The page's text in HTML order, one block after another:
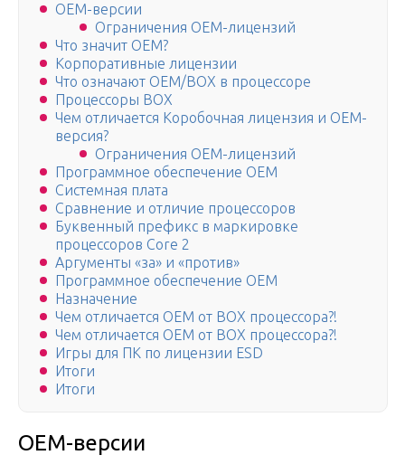
OEM-версии
Ограничения OEM-лицензий
Что значит OEM?
Корпоративные лицензии
Что означают OEM/BOX в процессоре
Процессоры ВОХ
Чем отличается Коробочная лицензия и OEM-
версия?
Ограничения OEM-лицензий
Программное обеспечение OEM
Системная плата
Сравнение и отличие процессоров
Буквенный префикс в маркировке
процессоров Core 2
Аргументы «за» и «против»
Программное обеспечение OEM
Назначение
Чем отличается OEM от BOX процессора?!
Чем отличается OEM от BOX процессора?!
Игры для ПК по лицензии ESD
Итоги
Итоги
OEM-версии